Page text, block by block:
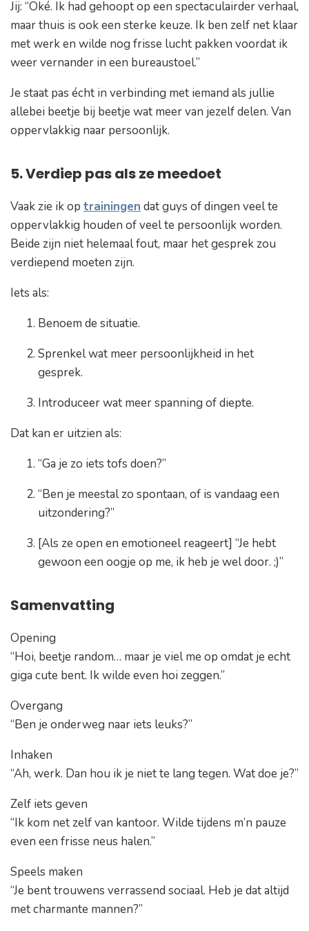
Jij: “Oké. Ik had gehoopt op een spectaculairder verhaal,
maar thuis is ook een sterke keuze. Ik ben zelf net klaar
met werk en wilde nog frisse lucht pakken voordat ik
weer vernander in een bureaustoel.”
Je staat pas écht in verbinding met iemand als jullie
allebei beetje bij beetje wat meer van jezelf delen. Van
oppervlakkig naar persoonlijk.
5. Verdiep pas als ze meedoet
Vaak zie ik op trainingen dat guys of dingen veel te
oppervlakkig houden of veel te persoonlijk worden.
Beide zijn niet helemaal fout, maar het gesprek zou
verdiepend moeten zijn.
Iets als:
Benoem de situatie.
Sprenkel wat meer persoonlijkheid in het
gesprek.
Introduceer wat meer spanning of diepte.
Dat kan er uitzien als:
“Ga je zo iets tofs doen?”
“Ben je meestal zo spontaan, of is vandaag een
uitzondering?”
[Als ze open en emotioneel reageert] “Je hebt
gewoon een oogje op me, ik heb je wel door. ;)”
Samenvatting
Opening
“Hoi, beetje random… maar je viel me op omdat je echt
giga cute bent. Ik wilde even hoi zeggen.”
Overgang
“Ben je onderweg naar iets leuks?”
Inhaken
“Ah, werk. Dan hou ik je niet te lang tegen. Wat doe je?”
Zelf iets geven
“Ik kom net zelf van kantoor. Wilde tijdens m’n pauze
even een frisse neus halen.”
Speels maken
“Je bent trouwens verrassend sociaal. Heb je dat altijd
met charmante mannen?”